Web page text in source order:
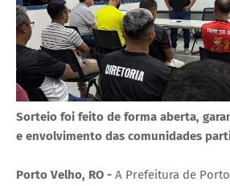
Sorteio foi feito de forma aberta,
e envolvimento das comunidades
Porto Velho, RO - A Prefeitura de